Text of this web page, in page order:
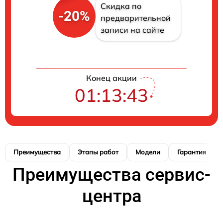
-20%
Скидка по
предварительной
записи на сайте
Конец акции
01:13:42
Преимущества Этапы работ Модели Гарантия
Преимущества сервис-
центра